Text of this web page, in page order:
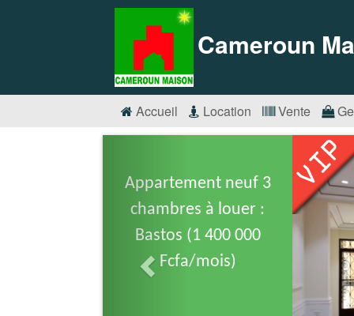
Cameroun
Accueil Location Vente
Appartement neuf 3
chambres à louer :
Bastos (1 400 000
Fcfa/mois)